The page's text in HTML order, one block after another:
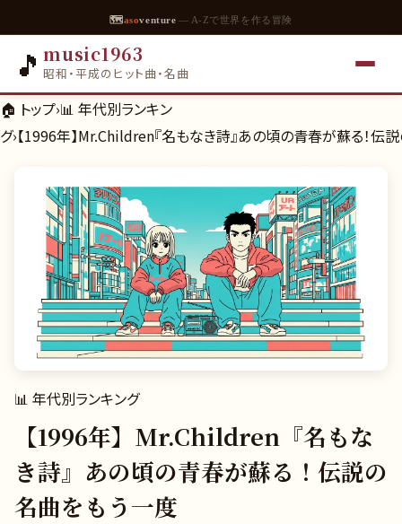
🗺asoventure — A-Zで世界を作る冒険
🎵 music1963
昭和・平成のヒット曲・名曲
🏠 トップ›📊 年代別ランキン
グ›【1996年】Mr.Children『名もなき詩』あの頃の青春が蘇る！伝
📊 年代別ランキング
【1996年】Mr.Children『名もな
き詩』あの頃の青春が蘇る！伝説の
名曲をもう一度